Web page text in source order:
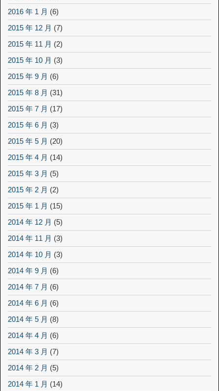
2016 年 1 月 (6)
2015 年 12 月 (7)
2015 年 11 月 (2)
2015 年 10 月 (3)
2015 年 9 月 (6)
2015 年 8 月 (31)
2015 年 7 月 (17)
2015 年 6 月 (3)
2015 年 5 月 (20)
2015 年 4 月 (14)
2015 年 3 月 (5)
2015 年 2 月 (2)
2015 年 1 月 (15)
2014 年 12 月 (5)
2014 年 11 月 (3)
2014 年 10 月 (3)
2014 年 9 月 (6)
2014 年 7 月 (6)
2014 年 6 月 (6)
2014 年 5 月 (8)
2014 年 4 月 (6)
2014 年 3 月 (7)
2014 年 2 月 (5)
2014 年 1 月 (14)